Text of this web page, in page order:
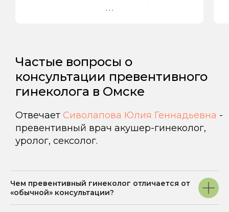
назначенное лечение и уже
чувствую значительное улучшение.
Очень рада, что попала к такому
специалисту.
Частые вопросы о
консультации превентивного
гинеколога в Омске
Отвечает Сиволапова Юлия Геннадьевна -
превентивный врач акушер-гинеколог,
уролог, сексолог.
Чем превентивный гинеколог отличается от
«обычной» консультации?